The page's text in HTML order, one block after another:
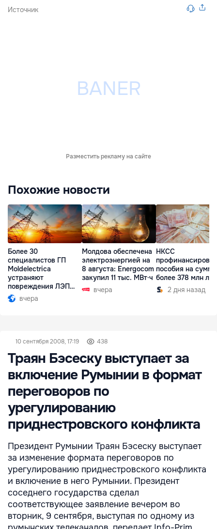
Источник
Разместить рекламу на сайте
Похожие новости
Более 30
специалистов ГП
Moldelectrica
устраняют
повреждения ЛЭП
Бельцы-Днестровск
вчера
Молдова обеспечена
электроэнергией на
8 августа: Energocom
закупил 11 тыс. МВт·ч
вчера
НКСС
пособия на сумму
более 378 млн
2 дня назад
10 сентября 2008, 17:19 438
Траян Бэсеску выступает за
включение Румынии в формат
переговоров по
урегулированию
приднестровского конфликта
Президент Румынии Траян Бэсеску выступает
за изменение формата переговоров по
урегулированию приднестровского конфликта
и включение в него Румынии. Президент
соседнего государства сделал
соответствующее заявление вечером во
вторник, 9 сентября, выступая по одному из